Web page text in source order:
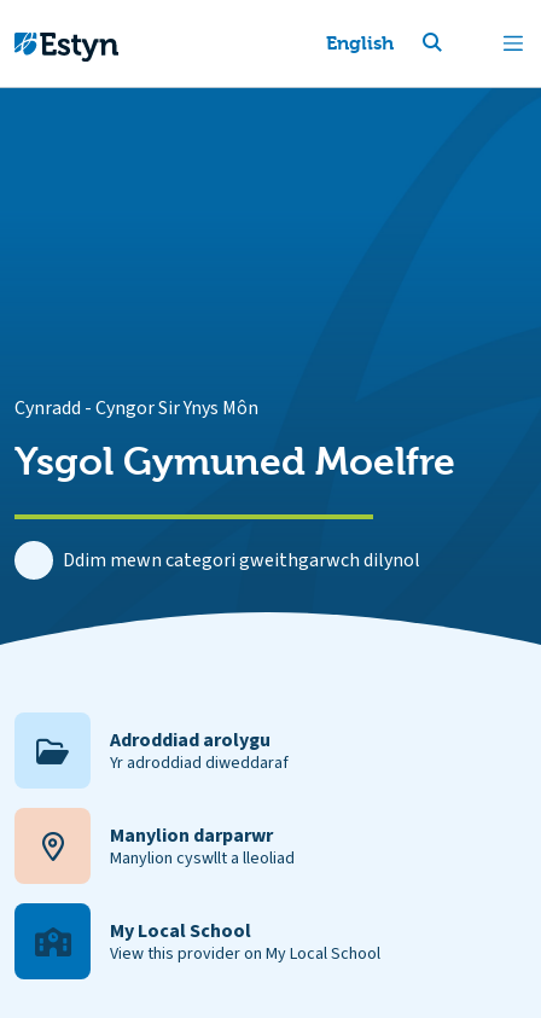
English
Cynradd -Cyngor Sir Ynys Môn
Ysgol Gymuned Moelfre
Ddim mewn categori gweithgarwch dilynol
Adroddiad arolygu
Yr adroddiad diweddaraf
Manylion darparwr
Manylion cyswllt a lleoliad
My Local School
View this provider on My Local School